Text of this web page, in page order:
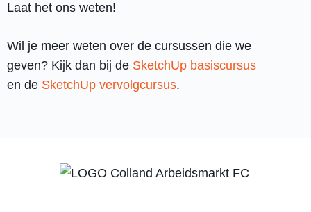
Laat het ons weten!
Wil je meer weten over de cursussen die we
geven? Kijk dan bij de SketchUp basiscursus
en de SketchUp vervolgcursus.